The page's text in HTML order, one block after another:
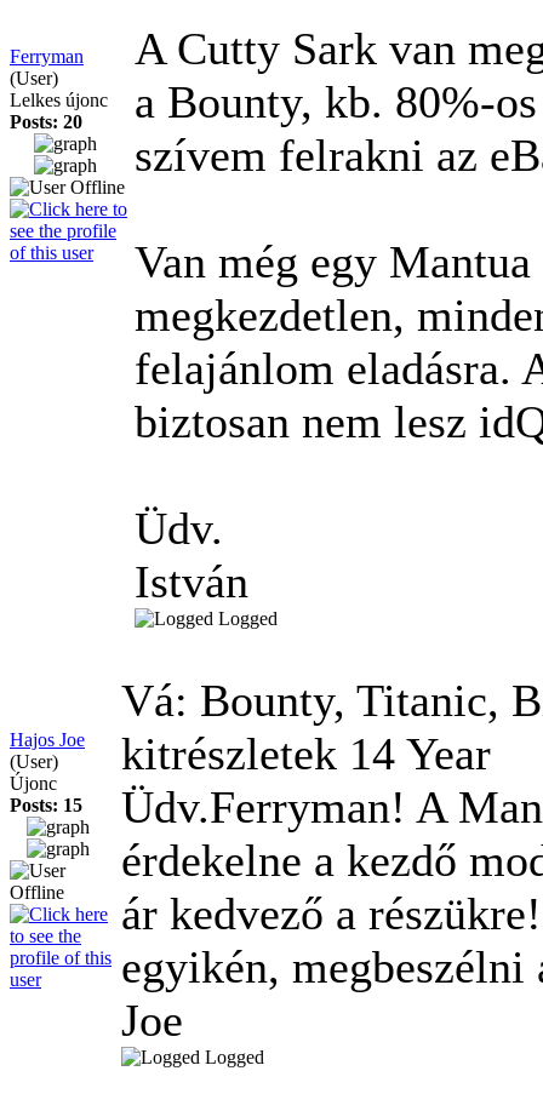
Ferryman
(User)
Lelkes újonc
Posts: 20
A Cutty Sark van
a Bounty, kb. 80%-
szívem felrakni az
Van még egy
megkezdetlen,
felajánlom eladásra.
biztosan nem lesz
Üdv.
István
Logged
Hajos Joe
(User)
Újonc
Posts: 15
Vá: Bounty, Titanic,
kitrészletek 14 Year
Üdv.Ferryman! A
érdekelne a kezdő
ár kedvező a
egyikén,
Joe
Logged